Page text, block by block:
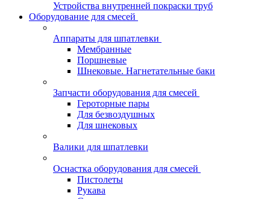
Устройства внутренней покраски труб
Оборудование для смесей
Аппараты для шпатлевки
Мембранные
Поршневые
Шнековые. Нагнетательные баки
Запчасти оборудования для смесей
Героторные пары
Для безвоздушных
Для шнековых
Валики для шпатлевки
Оснастка оборудования для смесей
Пистолеты
Рукава